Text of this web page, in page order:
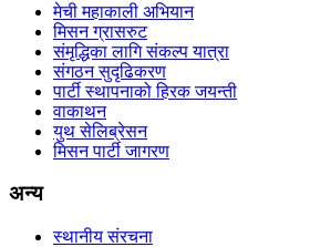
मेची महाकाली अभियान
मिसन ग्रासरुट
संमृद्धिका लागि संकल्प यात्रा
संगठन सुदृढिकरण
पार्टी स्थापनाको हिरक जयन्ती
वाकाथन
युथ सेलिब्रेसन
मिसन पार्टी जागरण
अन्य
स्थानीय संरचना